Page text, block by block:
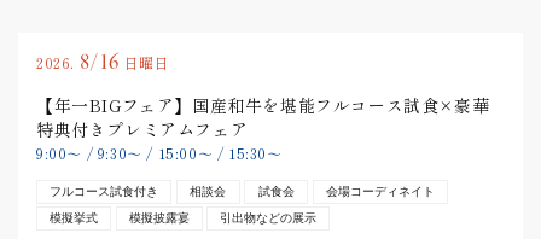
2026. 8/16 日曜日
【年一BIGフェア】国産和牛を堪能フルコース試食×豪華
特典付きプレミアムフェア
9:00〜 / 9:30〜 / 15:00〜 / 15:30〜
フルコース試食付き 相談会 試食会
会場コーディネイト
模擬挙式
模擬披露宴 引出物などの展示